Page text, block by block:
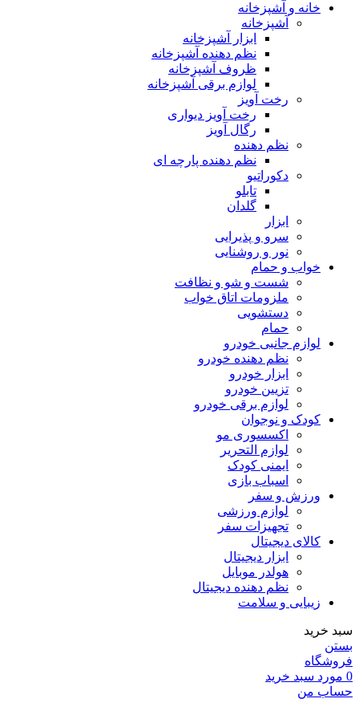
خانه و آشپزخانه
آشپزخانه
ابزار آشپزخانه
نظم دهنده آشپزخانه
ظروف آشپزخانه
لوازم برقی آشپزخانه
رخت آویز
رخت آویز دیواری
رگال آویز
نظم دهنده
نظم دهنده پارچه ای
دکوراتیو
تابلو
گلدان
ابزار
سرو و پذیرایی
نور و روشنایی
خواب و حمام
شست و شو و نظافت
ملزومات اتاق خواب
دستشویی
حمام
لوازم جانبی خودرو
نظم دهنده خودرو
ابزار خودرو
تزیین خودرو
لوازم برقی خودرو
کودک و نوجوان
اکسسوری مو
لوازم التحریر
ایمنی کودک
اسباب بازی
ورزش و سفر
لوازم ورزشی
تجهیزات سفر
کالای دیجیتال
ابزار دیجیتال
هولدر موبایل
نظم دهنده دیجیتال
زیبایی و سلامت
سبد خرید
بستن
فروشگاه
0 مورد سبد خرید
حساب من